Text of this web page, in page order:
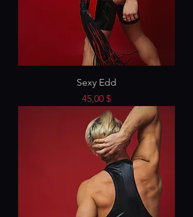
Sexy Edd
Preis
45,00 $